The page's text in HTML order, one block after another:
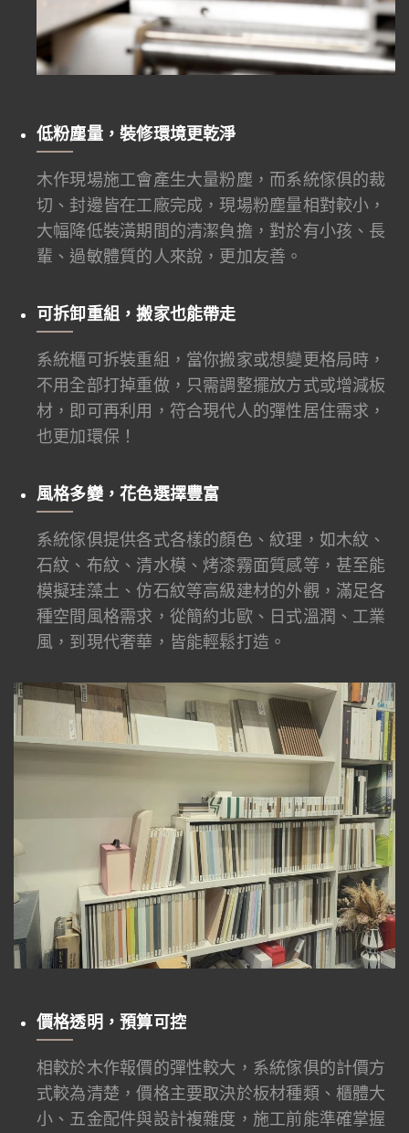
低粉塵量，裝修環境更乾淨
木作現場施工會產生大量粉塵，而系統傢俱的裁
切、封邊皆在工廠完成，現場粉塵量相對較小，
大幅降低裝潢期間的清潔負擔，對於有小孩、長
輩、過敏體質的人來說，更加友善。
可拆卸重組，搬家也能帶走
系統櫃可拆裝重組，當你搬家或想變更格局時，
不用全部打掉重做，只需調整擺放方式或增減板
材，即可再利用，符合現代人的彈性居住需求，
也更加環保！
風格多變，花色選擇豐富
系統傢俱提供各式各樣的顏色、紋理，如木紋、
石紋、布紋、清水模、烤漆霧面質感等，甚至能
模擬珪藻土、仿石紋等高級建材的外觀，滿足各
種空間風格需求，從簡約北歐、日式溫潤、工業
風，到現代奢華，皆能輕鬆打造。
價格透明，預算可控
相較於木作報價的彈性較大，系統傢俱的計價方
式較為清楚，價格主要取決於板材種類、櫃體大
小、五金配件與設計複雜度，施工前能準確掌握